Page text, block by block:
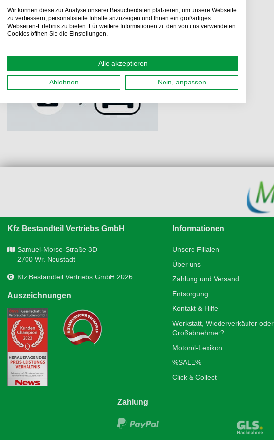
Kfz Bestandteil Vertriebs GmbH
Samuel-Morse-Straße 3D
2700 Wr. Neustadt
Kfz Bestandteil Vertriebs GmbH 2026
Auszeichnungen
Informationen
Unsere Filialen
Über uns
Zahlung und Versand
Entsorgung
Kontakt & Hilfe
Werkstatt, Wiederverkäufer oder
Großabnehmer?
Motoröl-Lexikon
%SALE%
Click & Collect
Zahlung
Wir können diese zur Analyse unserer Besucherdaten platzieren, um unsere Webseite
zu verbessern, personalisierte Inhalte anzuzeigen und Ihnen ein großartiges
Webseiten-Erlebnis zu bieten. Für weitere Informationen zu den von uns verwendeten
Cookies öffnen Sie die Einstellungen.
Alle akzeptieren
Ablehnen Nein, anpassen